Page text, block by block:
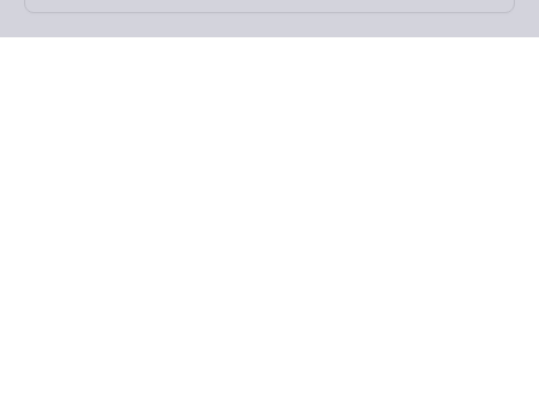
Theo dõi chúng tôi trên